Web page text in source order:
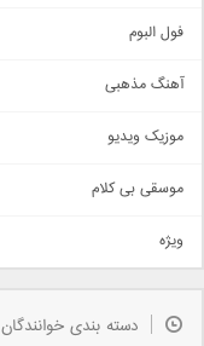
اجتماعی
حماسی
سنتی
اهنگ بندرعباسی
دمو
مذهبی
جدیدترین ها
فول البوم
آهنگ مذهبی
موزیک ویدیو
موسقی بی کلام
ویژه
دسته بندی خوانندگان